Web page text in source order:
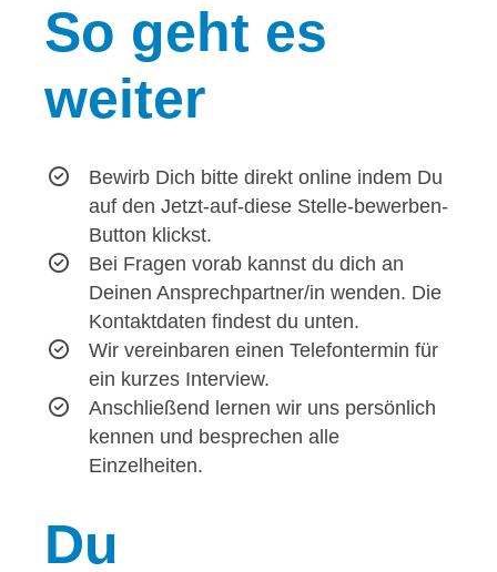
So geht es
weiter
Bewirb Dich bitte direkt online indem Du
auf den Jetzt-auf-diese Stelle-bewerben-
Button klickst.
Bei Fragen vorab kannst du dich an
Deinen Ansprechpartner/in wenden. Die
Kontaktdaten findest du unten.
Wir vereinbaren einen Telefontermin für
ein kurzes Interview.
Anschließend lernen wir uns persönlich
kennen und besprechen alle
Einzelheiten.
Du